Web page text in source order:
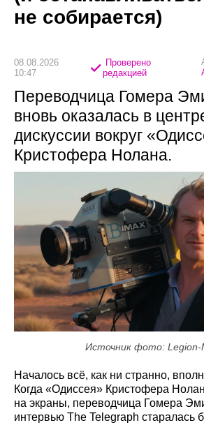
не собирается)
08.08.2026
10:47
Проверено
редакцией
Переводчица Гомера
вновь оказалась в
дискуссии вокруг
Кристофера Нолана.
Источник фото: Legion-
Началось всё, как ни странно,
Когда «Одиссея» Кристофера
на экраны, переводчица Гомера
интервью The Telegraph старалась